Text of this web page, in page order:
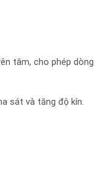
tâm, cho phép dòng
sát và tăng độ kín.